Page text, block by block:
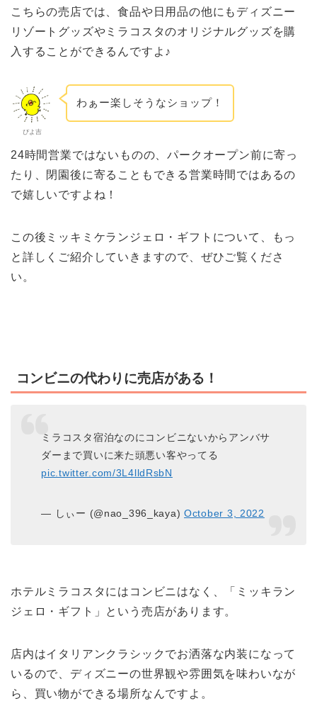
こちらの売店では、食品や日用品の他にもディズニー
リゾートグッズやミラコスタのオリジナルグッズを購
入することができるんですよ♪
ぴよ吉
わぁー楽しそうなショップ！
24時間営業ではないものの、パークオープン前に寄っ
たり、閉園後に寄ることもできる営業時間ではあるの
で嬉しいですよね！
この後ミッキミケランジェロ・ギフトについて、もっ
と詳しくご紹介していきますので、ぜひご覧くださ
い。
コンビニの代わりに売店がある！
ミラコスタ宿泊なのにコンビニないからアンバサ
ダーまで買いに来た頭悪い客やってる
pic.twitter.com/3L4lldRsbN
— しぃー (@nao_396_kaya)October 3, 2022
ホテルミラコスタにはコンビニはなく、「ミッキラン
ジェロ・ギフト」という売店があります。
店内はイタリアンクラシックでお洒落な内装になって
いるので、ディズニーの世界観や雰囲気を味わいなが
ら、買い物ができる場所なんですよ。